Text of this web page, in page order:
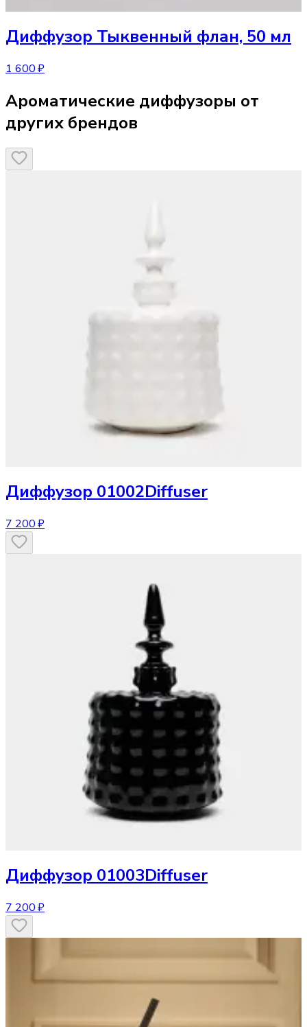
Диффузор Тыквенный флан, 50 мл
1 600 ₽
Ароматические диффузоры от
других брендов
Диффузор 01002Diffuser
7 200 ₽
Диффузор 01003Diffuser
7 200 ₽